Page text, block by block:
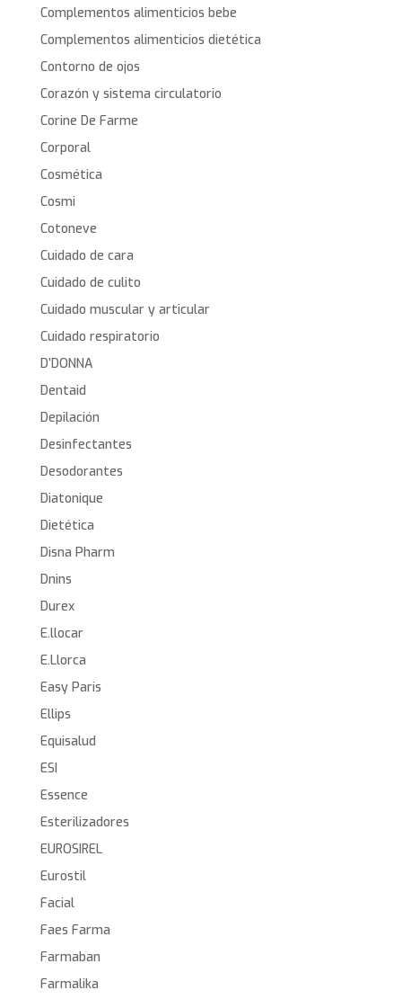
Complementos alimenticios bebe
Complementos alimenticios dietética
Contorno de ojos
Corazón y sistema circulatorio
Corine De Farme
Corporal
Cosmética
Cosmi
Cotoneve
Cuidado de cara
Cuidado de culito
Cuidado muscular y articular
Cuidado respiratorio
D’DONNA
Dentaid
Depilación
Desinfectantes
Desodorantes
Diatonique
Dietética
Disna Pharm
Dnins
Durex
E.llocar
E.Llorca
Easy Paris
Ellips
Equisalud
ESI
Essence
Esterilizadores
EUROSIREL
Eurostil
Facial
Faes Farma
Farmaban
Farmalika